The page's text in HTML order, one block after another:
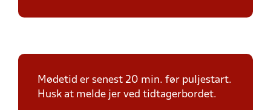
Mødetid er senest 20 min. før puljestart.
Husk at melde jer ved tidtagerbordet.